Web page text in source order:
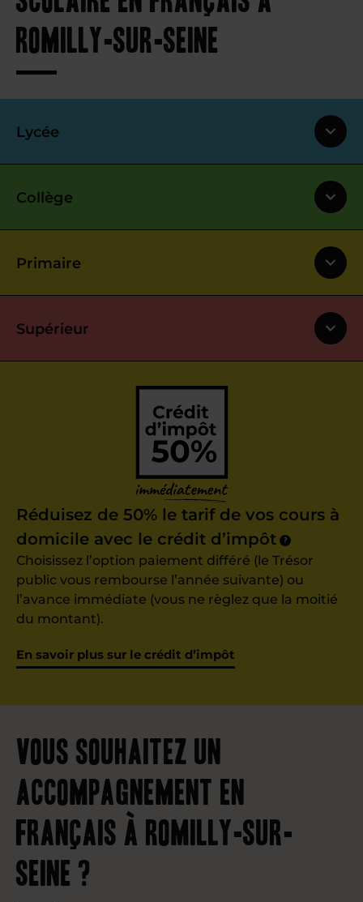
Romilly-sur-Seine
Lycée
Collège
Primaire
Supérieur
Réduisez de 50% le tarif de vos cours à
domicile avec le crédit d’impôt
?
Choisissez l’option paiement différé (le Trésor
public vous rembourse l’année suivante) ou
l’avance immédiate (vous ne règlez que la moitié
du montant).
En savoir plus sur le crédit d’impôt
Vous souhaitez un
accompagnement en
français à Romilly-sur-
Seine ?